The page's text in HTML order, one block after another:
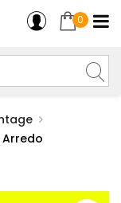
0
Arredo